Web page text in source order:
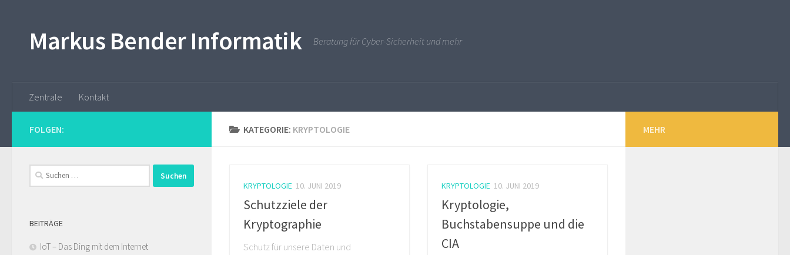
Markus Bender Informatik Beratung für Cyber-Sicherheit und mehr
Zentrale Kontakt
KATEGORIE: KRYPTOLOGIE
KRYPTOLOGIE 10. JUNI 2019
Schutzziele der
Kryptographie
Schutz für unsere Daten und
KRYPTOLOGIE 10. JUNI 2019
Kryptologie,
Buchstabensuppe und die
CIA
FOLGEN:
Suchen
nach:
BEITRÄGE
IoT – Das Ding mit dem Internet
MEHR